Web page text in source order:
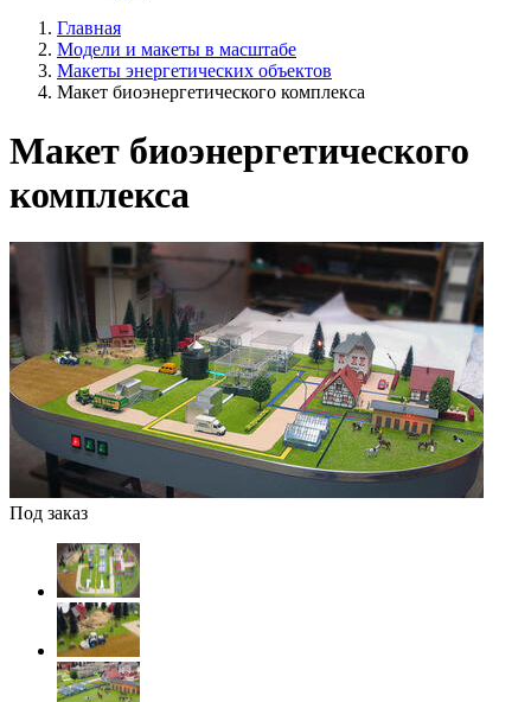
Главная
Модели и макеты в масштабе
Макеты энергетических объектов
Макет биоэнергетического комплекса
Макет биоэнергетического
комплекса
Под заказ